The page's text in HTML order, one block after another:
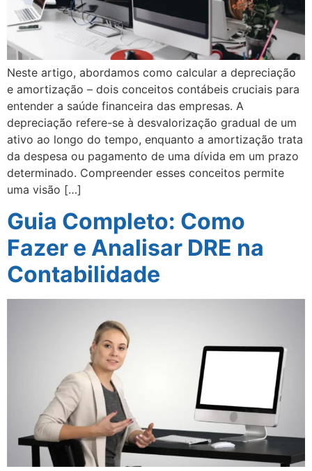
Neste artigo, abordamos como calcular a depreciação
e amortização – dois conceitos contábeis cruciais para
entender a saúde financeira das empresas. A
depreciação refere-se à desvalorização gradual de um
ativo ao longo do tempo, enquanto a amortização trata
da despesa ou pagamento de uma dívida em um prazo
determinado. Compreender esses conceitos permite
uma visão […]
Guia Completo: Como
Fazer e Analisar DRE na
Contabilidade